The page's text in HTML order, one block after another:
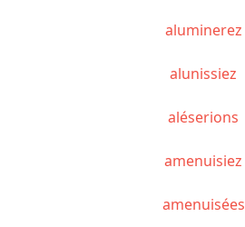
aluminerez
alunissiez
aléserions
amenuisiez
amenuisées